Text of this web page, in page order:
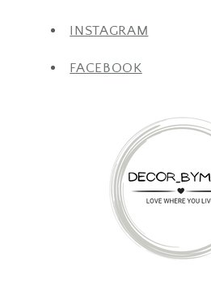
INSTAGRAM
FACEBOOK